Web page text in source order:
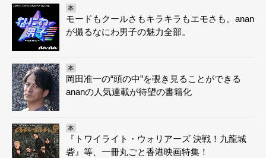
本
モードもクールさもキラキラもエモさも。anan
が撮るなにわ男子の魅力全部。
本
岡田准一の“頭の中”を覗き見ることができる
ananの人気連載が待望の書籍化
本
『トワイライト・ウォリアーズ 決戦！九龍城
砦』等、一冊丸ごと香港映画特集！